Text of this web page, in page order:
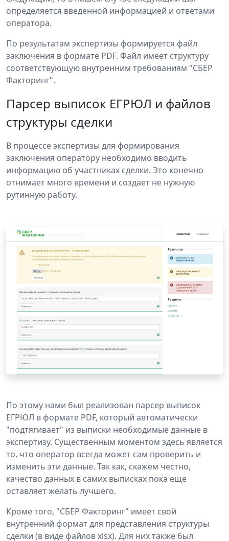
определяется введенной информацией и ответами
оператора.
По результатам экспертизы формируется файл
заключения в формате PDF. Файл имеет структуру
соответствующую внутренним требованиям "СБЕР
Факторинг".
Парсер выписок ЕГРЮЛ и файлов
структуры сделки
В процессе экспертизы для формирования
заключения оператору необходимо вводить
информацию об участниках сделки. Это конечно
отнимает много времени и создает не нужную
рутинную работу.
По этому нами был реализован парсер выписок
ЕГРЮЛ в формате PDF, который автоматически
"подтягивает" из выписки необходимые данные в
экспертизу. Существенным моментом здесь является
то, что оператор всегда может сам проверить и
изменить эти данные. Так как, скажем честно,
качество данных в самих выписках пока еще
оставляет желать лучшего.
Кроме того, "СБЕР Факторинг" имеет свой
внутренний формат для представления структуры
сделки (в виде файлов xlsx). Для них также был